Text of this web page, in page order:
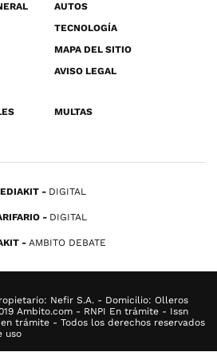
AUTOS
TECNOLOGÍA
MAPA DEL SITIO
AVISO LEGAL
MULTAS
DIGITAL
DIGITAL
AMBITO DEBATE
Nefir S.A. - Domicilio: Olleros
Ambito.com - RNPI En trámite - Issn
trámite - Todos los derechos reservados
uso